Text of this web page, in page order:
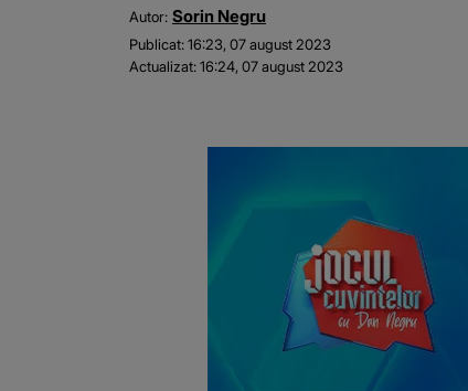
Autor: Sorin Negru
Publicat:16:23, 07 august 2023
Actualizat:16:24, 07 august 2023